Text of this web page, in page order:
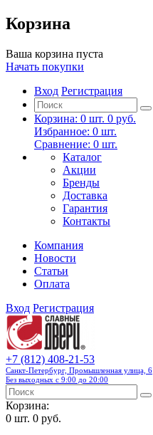
Корзина
Ваша корзина пуста
Начать покупки
Вход Регистрация
Корзина: 0 шт. 0 руб.
Избранное: 0 шт.
Сравнение: 0 шт.
Каталог
Акции
Бренды
Доставка
Гарантия
Контакты
Компания
Новости
Статьи
Оплата
Вход Регистрация
+7 (812) 408-21-53
Санкт-Петербург, Промышленная улица, 6
Без выходных с 9:00 до 20:00
Корзина:
0 шт. 0 руб.